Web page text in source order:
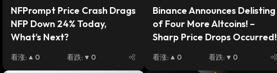
NFPrompt Price Crash Drags
NFP Down 24% Today,
What’s Next?
看涨: 0 看跌: 0
Binance Announces Delisting
of Four More Altcoins! –
Sharp Price Drops Occurred!
看涨: 0 看跌: 0